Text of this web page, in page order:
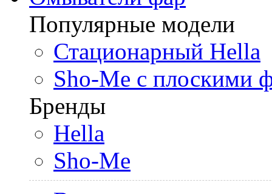
Популярные модели
Стационарный Hella
Sho-Me с плоскими
Бренды
Hella
Sho-Me